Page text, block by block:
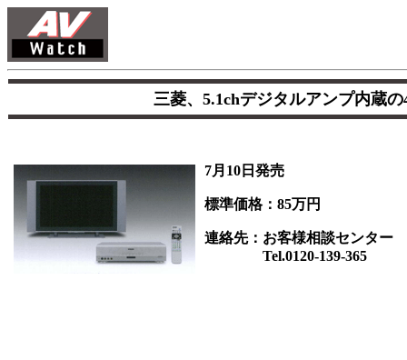
三菱、5.1chデジタルアンプ内蔵
7月10日発売
標準価格：85万円
連絡先：お客様相談センター
Tel.0120-139-365